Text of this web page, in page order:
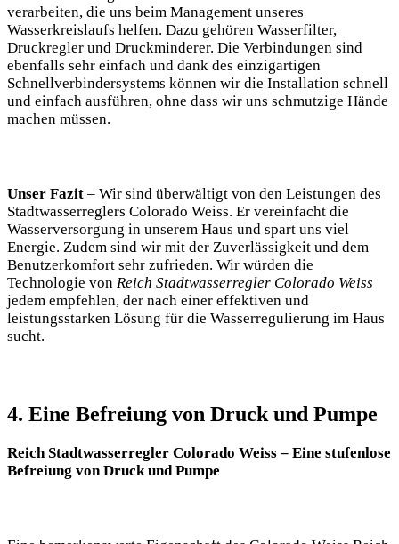
verarbeiten, die uns beim Management unseres
Wasserkreislaufs helfen. Dazu gehören Wasserfilter,
Druckregler und Druckminderer. Die Verbindungen sind
ebenfalls sehr einfach und dank des einzigartigen
Schnellverbindersystems können wir die Installation schnell
und einfach ausführen, ohne dass wir uns schmutzige Hände
machen müssen.
Unser Fazit – Wir sind überwältigt von den Leistungen des
Stadtwasserreglers Colorado Weiss. Er vereinfacht die
Wasserversorgung in unserem Haus und spart uns viel
Energie. Zudem sind wir mit der Zuverlässigkeit und dem
Benutzerkomfort sehr zufrieden. Wir würden die
Technologie von Reich Stadtwasserregler Colorado Weiss
jedem empfehlen, der nach einer effektiven und
leistungsstarken Lösung für die Wasserregulierung im Haus
sucht.
4. Eine Befreiung von Druck und Pumpe
Reich Stadtwasserregler Colorado Weiss – Eine stufenlose
Befreiung von Druck und Pumpe